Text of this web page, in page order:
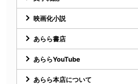
映画化小説
あらら書店
あららYouTube
あらら本店について